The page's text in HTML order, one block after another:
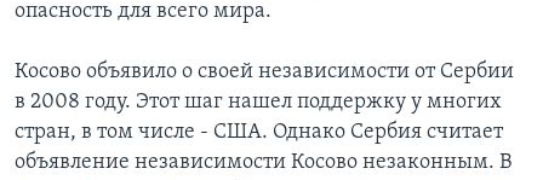
опасность для всего мира.
Косово объявило о своей независимости от Сербии
в 2008 году. Этот шаг нашел поддержку у многих
стран, в том числе - США. Однако Сербия считает
объявление независимости Косово незаконным. В